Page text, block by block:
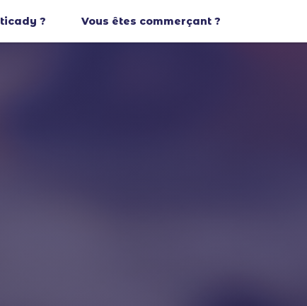
ticady ? Vous êtes commerçant ?